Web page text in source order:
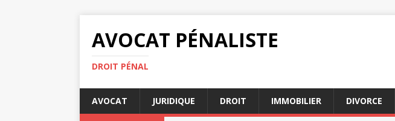
AVOCAT PÉNALISTE
DROIT PÉNAL
AVOCAT JURIDIQUE DROIT IMMOBILIER DIVORCE